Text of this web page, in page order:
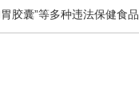
胶囊”等多种违法保健食品